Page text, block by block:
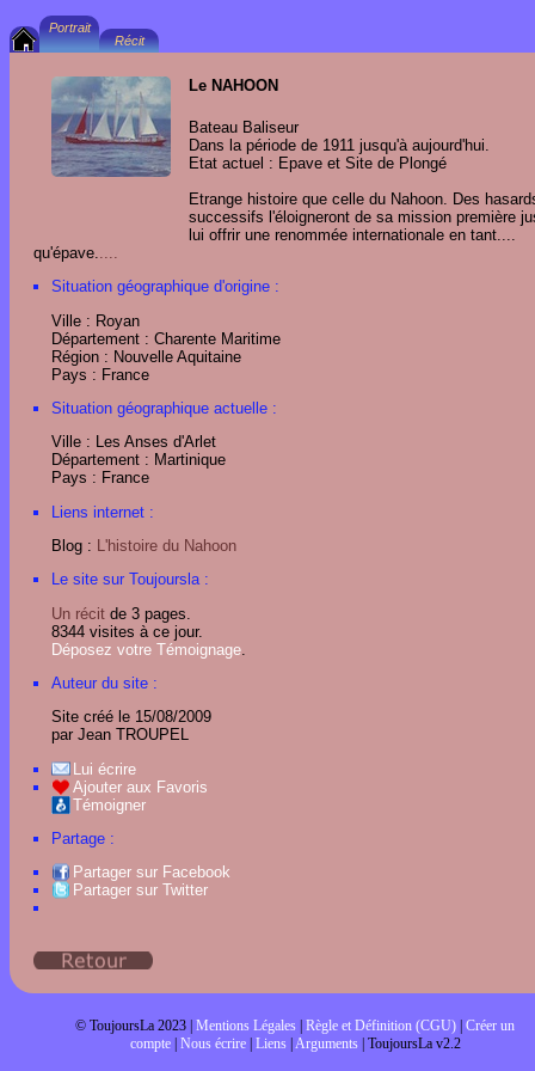
Le NAHOON
Bateau Baliseur
Dans la période de 1911 jusqu'à aujourd'hui.
Etat actuel : Epave et Site de Plongé
Etrange histoire que celle du Nahoon. Des
successifs l'éloigneront de sa mission première
lui offrir une renommée internationale en tant....
qu'épave.....
Situation géographique d'origine :
Ville : Royan
Département : Charente Maritime
Région : Nouvelle Aquitaine
Pays : France
Situation géographique actuelle :
Ville : Les Anses d'Arlet
Département : Martinique
Pays : France
Liens internet :
Blog :
L'histoire du Nahoon
Le site sur Toujoursla :
Un récit de 3 pages.
8344 visites à ce jour.
Déposez votre Témoignage
Auteur du site :
Site créé le 15/08/2009
par Jean TROUPEL
Lui écrire
Ajouter aux Favoris
Témoigner
Partage :
Partager sur Facebook
Partager sur Twitter
© ToujoursLa 2023 | Mentions Légales | Règle et Définition (CGU) | Créer un
compte| Nous écrire| Liens| Arguments| ToujoursLa v2.2